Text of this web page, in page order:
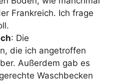
Frankreich. Ich frage
: Die
die ich angetroffen
Außerdem gab es
Waschbecken